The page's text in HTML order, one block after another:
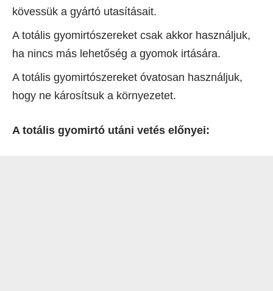
kövessük a gyártó utasításait.
A totális gyomirtószereket csak akkor használjuk,
ha nincs más lehetőség a gyomok irtására.
A totális gyomirtószereket óvatosan használjuk,
hogy ne károsítsuk a környezetet.
A totális gyomirtó utáni vetés előnyei: